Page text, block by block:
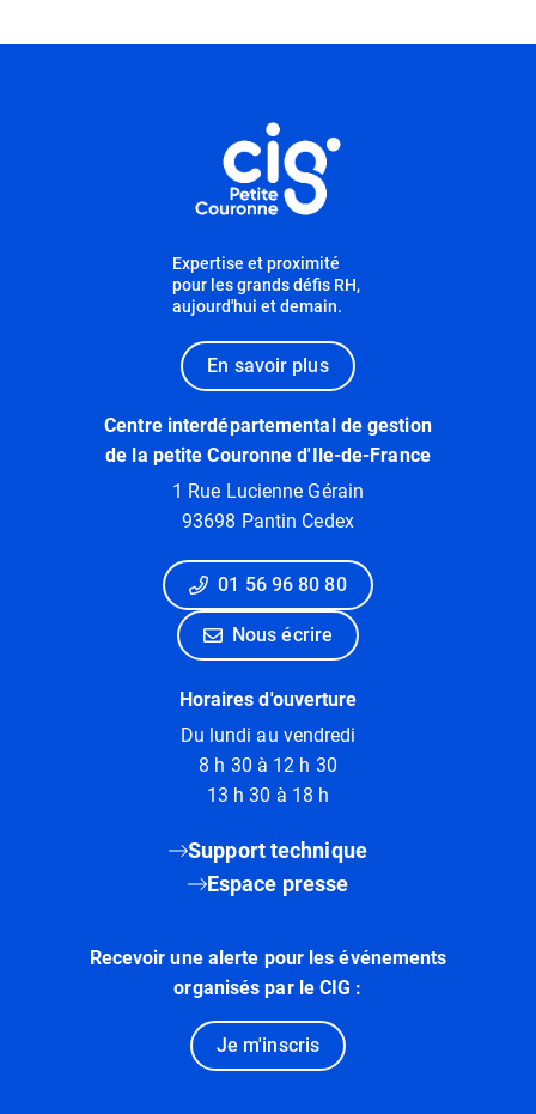
Expertise et proximité
pour les grands défis RH,
aujourd'hui et demain.
En savoir plus
Centre interdépartemental de gestion
de la petite Couronne d'Ile-de-France
1 Rue Lucienne Gérain
93698 Pantin Cedex
01 56 96 80 80
Nous écrire
Horaires d'ouverture
Du lundi au vendredi
8 h 30 à 12 h 30
13 h 30 à 18 h
Support technique
Espace presse
Recevoir une alerte pour les événements
organisés par le CIG :
Je m'inscris